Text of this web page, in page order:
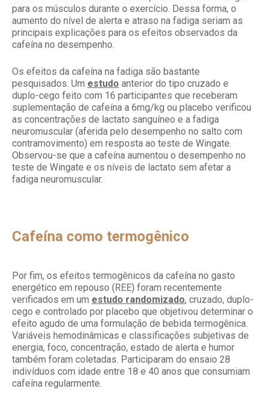
para os músculos durante o exercício. Dessa forma, o
aumento do nível de alerta e atraso na fadiga seriam as
principais explicações para os efeitos observados da
cafeína no desempenho.
Os efeitos da cafeína na fadiga são bastante
pesquisados. Um estudo anterior do tipo cruzado e
duplo-cego feito com 16 participantes que receberam
suplementação de cafeína a 6mg/kg ou placebo verificou
as concentrações de lactato sanguíneo e a fadiga
neuromuscular (aferida pelo desempenho no salto com
contramovimento) em resposta ao teste de Wingate.
Observou-se que a cafeína aumentou o desempenho no
teste de Wingate e os níveis de lactato sem afetar a
fadiga neuromuscular.
Cafeína como termogênico
Por fim, os efeitos termogênicos da cafeína no gasto
energético em repouso (REE) foram recentemente
verificados em um estudo randomizado, cruzado, duplo-
cego e controlado por placebo que objetivou determinar o
efeito agudo de uma formulação de bebida termogênica.
Variáveis hemodinâmicas e classificações subjetivas de
energia, foco, concentração, estado de alerta e humor
também foram coletadas. Participaram do ensaio 28
indivíduos com idade entre 18 e 40 anos que consumiam
cafeína regularmente.